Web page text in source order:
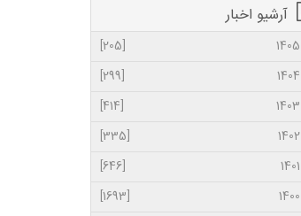
آرشیو اخبار
1405
[205]
1404
[299]
1403
[414]
1402
[335]
1401
[646]
1400
[1693]